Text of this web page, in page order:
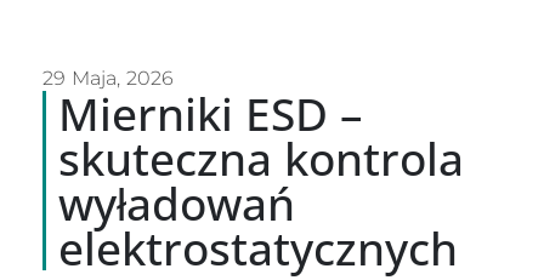
29 Maja, 2026
Mierniki ESD –
skuteczna kontrola
wyładowań
elektrostatycznych